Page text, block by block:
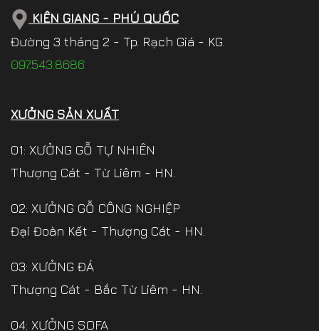
KIÊN GIANG - PHÚ QUỐC
Đường 3 tháng 2 - Tp. Rạch Giá - KG.
097.543.8686
XƯỞNG SẢN XUẤT
01: XƯỞNG GỖ TỰ NHIÊN
Thượng Cát - Từ Liêm - HN.
02: XƯỞNG GỖ CÔNG NGHIỆP
Đại Đoàn Kết - Thượng Cát - HN.
03: XƯỞNG ĐÁ
Thượng Cát - Bắc Từ Liêm - HN.
04: XƯỞNG SOFA